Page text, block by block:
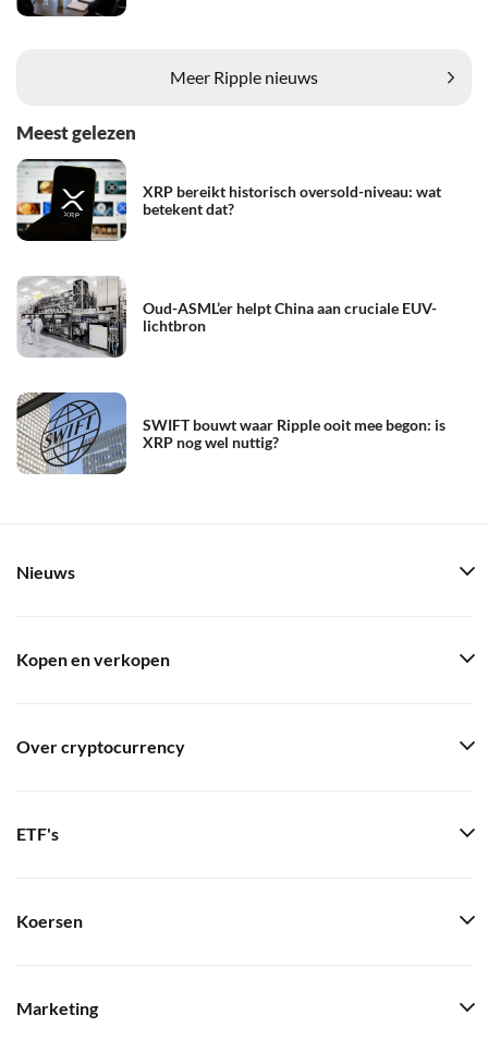
Meer Ripple nieuws
Meest gelezen
XRP bereikt historisch oversold-niveau: wat
betekent dat?
Oud-ASML’er helpt China aan cruciale EUV-
lichtbron
SWIFT bouwt waar Ripple ooit mee begon: is
XRP nog wel nuttig?
Nieuws
Kopen en verkopen
Over cryptocurrency
ETF's
Koersen
Marketing